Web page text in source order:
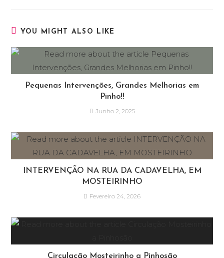
YOU MIGHT ALSO LIKE
Pequenas Intervenções, Grandes Melhorias em
Pinho!!
Junho 2, 2025
INTERVENÇÃO NA RUA DA CADAVELHA, EM
MOSTEIRINHO
Fevereiro 24, 2026
Circulação Mosteirinho a Pinhosão